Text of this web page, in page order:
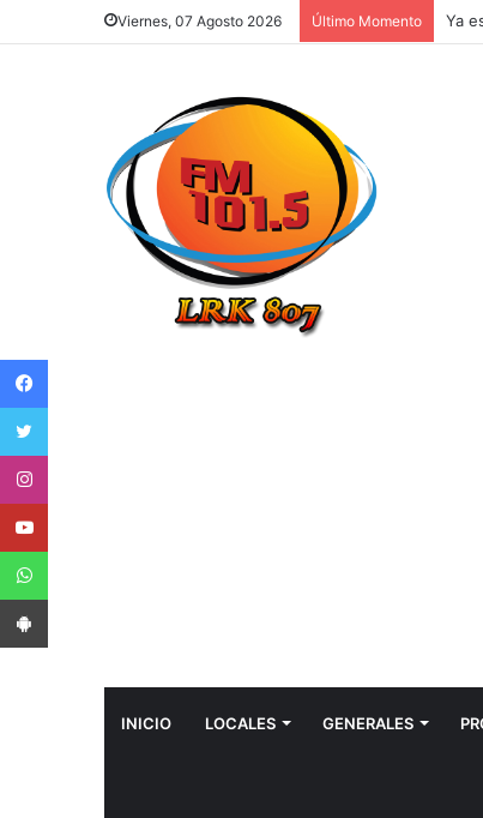
Viernes, 07 Agosto 2026 Último Momento Ya
INICIO LOCALES GENERALES